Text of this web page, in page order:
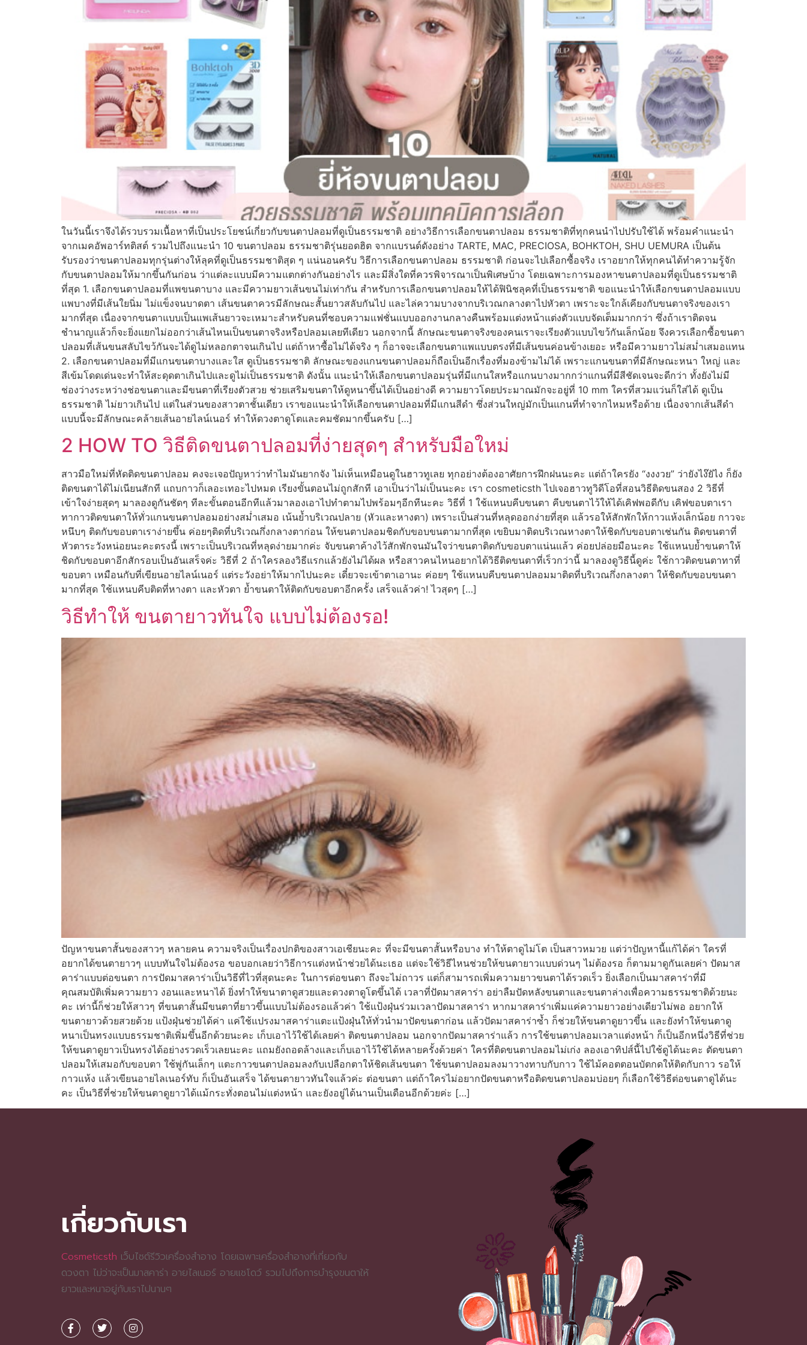
ในวันนี้เราจึงได้รวบรวมเนื้อหาที่เป็นประโยชน์เกี่ยวกับขนตาปลอมที่ดูเป็นธรรมชาติ อย่างวิธีการเลือกขนตาปลอม ธรรมชาติที่ทุกคนนำไปปรับใช้ได้ พร้อมคำแนะนำ
จากเมคอัพอาร์ทติสต์ รวมไปถึงแนะนำ 10 ขนตาปลอม ธรรมชาติรุ่นยอดฮิต จากแบรนด์ดังอย่าง TARTE, MAC, PRECIOSA, BOHKTOH, SHU UEMURA เป็นต้น
รับรองว่าขนตาปลอมทุกรุ่นต่างให้ลุคที่ดูเป็นธรรมชาติสุด ๆ แน่นอนครับ วิธีการเลือกขนตาปลอม ธรรมชาติ ก่อนจะไปเลือกซื้อจริง เราอยากให้ทุกคนได้ทำความรู้จัก
กับขนตาปลอมให้มากขึ้นกันก่อน ว่าแต่ละแบบมีความแตกต่างกันอย่างไร และมีสิ่งใดที่ควรพิจารณาเป็นพิเศษบ้าง โดยเฉพาะการมองหาขนตาปลอมที่ดูเป็นธรรมชาติ
ที่สุด 1. เลือกขนตาปลอมที่แพขนตาบาง และมีความยาวเส้นขนไม่เท่ากัน สำหรับการเลือกขนตาปลอมให้ได้ฟินิชลุคที่เป็นธรรมชาติ ขอแนะนำให้เลือกขนตาปลอมแบบ
แพบางที่มีเส้นใยนิ่ม ไม่แข็งจนบาดตา เส้นขนตาควรมีลักษณะสั้นยาวสลับกันไป และไล่ความบางจากบริเวณกลางตาไปหัวตา เพราะจะใกล้เคียงกับขนตาจริงของเรา
มากที่สุด เนื่องจากขนตาแบบเป็นแพเส้นยาวจะเหมาะสำหรับคนที่ชอบความแฟชั่นแบบออกงานกลางคืนพร้อมแต่งหน้าแต่งตัวแบบจัดเต็มมากกว่า ซึ่งถ้าเราติดจน
ชำนาญแล้วก็จะยิ่งแยกไม่ออกว่าเส้นไหนเป็นขนตาจริงหรือปลอมเลยทีเดียว นอกจากนี้ ลักษณะขนตาจริงของคนเราจะเรียงตัวแบบไขว้กันเล็กน้อย จึงควรเลือกซื้อขนตา
ปลอมที่เส้นขนสลับไขว้กันจะได้ดูไม่หลอกตาจนเกินไป แต่ถ้าหาซื้อไม่ได้จริง ๆ ก็อาจจะเลือกขนตาแพแบบตรงที่มีเส้นขนค่อนข้างเยอะ หรือมีความยาวไม่สม่ำเสมอแทน
2. เลือกขนตาปลอมที่มีแกนขนตาบางและใส ดูเป็นธรรมชาติ ลักษณะของแกนขนตาปลอมก็ถือเป็นอีกเรื่องที่มองข้ามไม่ได้ เพราะแกนขนตาที่มีลักษณะหนา ใหญ่ และ
สีเข้มโดดเด่นจะทำให้สะดุดตาเกินไปและดูไม่เป็นธรรมชาติ ดังนั้น แนะนำให้เลือกขนตาปลอมรุ่นที่มีแกนใสหรือแกนบางมากกว่าแกนที่มีสีชัดเจนจะดีกว่า ทั้งยังไม่มี
ช่องว่างระหว่างช่อขนตาและมีขนตาที่เรียงตัวสวย ช่วยเสริมขนตาให้ดูหนาขึ้นได้เป็นอย่างดี ความยาวโดยประมาณมักจะอยู่ที่ 10 mm ใครที่สวมแว่นก็ใส่ได้ ดูเป็น
ธรรมชาติ ไม่ยาวเกินไป แต่ในส่วนของสาวตาชั้นเดียว เราขอแนะนำให้เลือกขนตาปลอมที่มีแกนสีดำ ซึ่งส่วนใหญ่มักเป็นแกนที่ทำจากไหมหรือด้าย เนื่องจากเส้นสีดำ
แบบนี้จะมีลักษณะคล้ายเส้นอายไลน์เนอร์ ทำให้ดวงตาดูโตและคมชัดมากขึ้นครับ […]
2 HOW TO วิธีติดขนตาปลอมที่ง่ายสุดๆ สำหรับมือใหม่
สาวมือใหม่ที่หัดติดขนตาปลอม คงจะเจอปัญหาว่าทำไมมันยากจัง ไม่เห็นเหมือนดูในฮาวทูเลย ทุกอย่างต้องอาศัยการฝึกฝนนะคะ แต่ถ้าใครยัง “งงงวย” ว่ายังไง๊ยัไง ก็ยัง
ติดขนตาได้ไม่เนียนสักที แถบกาวก็เลอะเทอะไปหมด เรียงขั้นตอนไม่ถูกสักที เอาเป็นว่าไม่เป็นนะคะ เรา cosmeticsth ไปเจอฮาวทูวิดีโอที่สอนวิธีติดขนสอง 2 วิธีที่
เข้าใจง่ายสุดๆ มาลองดูกันชัดๆ ทีละขั้นตอนอีกทีแล้วมาลองเอาไปทำตามไปพร้อมๆอีกทีนะคะ วิธีที่ 1 ใช้แหนบคีบขนตา คีบขนตาไว้ให้ได้เคิฟพอดีกับ เคิฟขอบตาเรา
ทากาวติดขนตาให้ทั่วแกนขนตาปลอมอย่างสม่ำเสมอ เน้นย้ำบริเวณปลาย (หัวและหางตา) เพราะเป็นส่วนที่หลุดออกง่ายที่สุด แล้วรอให้สักพักให้กาวแห้งเล็กน้อย กาวจะ
หนึบๆ ติดกับขอบตาเราง่ายขึ้น ค่อยๆติดที่บริเวณกึ่งกลางตาก่อน ให้ขนตาปลอมชิดกับขอบขนตามากที่สุด เขยิบมาติดบริเวณหางตาให้ชิดกับขอบตาเช่นกัน ติดขนตาที่
หัวตาระวังหน่อยนะคะตรงนี้ เพราะเป็นบริเวณที่หลุดง่ายมากค่ะ จับขนตาค้างไว้สักพักจนมันใจว่าขนตาติดกับขอบตาแน่นแล้ว ค่อยปล่อยมือนะคะ ใช้แหนบย้ำขนตาให้
ชิดกับขอบตาอีกสักรอบเป็นอันเสร็จค่ะ วิธีที่ 2 ถ้าใครลองวิธีแรกแล้วยังไม่ได้ผล หรือสาวคนไหนอยากได้วิธีติดขนตาที่เร็วกว่านี้ มาลองดูวิธีนี้ดูค่ะ ใช้กาวติดขนตาทาที่
ขอบตา เหมือนกับที่เขียนอายไลน์เนอร์ แต่ระวังอย่าให้มากไปนะคะ เดี๋ยวจะเข้าตาเอานะ ค่อยๆ ใช้แหนบคีบขนตาปลอมมาติดที่บริเวณกึ่งกลางตา ให้ชิดกับขอบขนตา
มากที่สุด ใช้แหนบคีบติดที่หางตา และหัวตา ย้ำขนตาให้ติดกับขอบตาอีกครั้ง เสร็จแล้วค่า! ไวสุดๆ […]
วิธีทำให้ ขนตายาวทันใจ แบบไม่ต้องรอ!
ปัญหาขนตาสั้นของสาวๆ หลายคน ความจริงเป็นเรื่องปกติของสาวเอเชียนะคะ ที่จะมีขนตาสั้นหรือบาง ทำให้ตาดูไม่โต เป็นสาวหมวย แต่ว่าปัญหานี้แก้ได้ค่า ใครที่
อยากได้ขนตายาวๆ แบบทันใจไม่ต้องรอ ขอบอกเลยว่าวิธีการแต่งหน้าช่วยได้นะเธอ แต่จะใช้วิธีไหนช่วยให้ขนตายาวแบบด่วนๆ ไม่ต้องรอ ก็ตามมาดูกันเลยค่า ปัดมาส
คาร่าแบบต่อขนตา การปัดมาสคาร่าเป็นวิธีที่ไวที่สุดนะคะ ในการต่อขนตา ถึงจะไม่ถาวร แต่ก็สามารถเพิ่มความยาวขนตาได้รวดเร็ว ยิ่งเลือกเป็นมาสคาร่าที่มี
คุณสมบัติเพิ่มความยาว งอนและหนาได้ ยิ่งทำให้ขนาตาดูสวยและดวงตาดูโตขึ้นได้ เวลาที่ปัดมาสคาร่า อย่าลืมปัดหลังขนตาและขนตาล่างเพื่อความธรรมชาติด้วยนะ
คะ เท่านี้ก็ช่วยให้สาวๆ ที่ขนตาสั้นมีขนตาที่ยาวขึ้นแบบไม่ต้องรอแล้วค่า ใช้แป้งฝุ่นร่วมเวลาปัดมาสคาร่า หากมาสคาร่าเพิ่มแค่ความยาวอย่างเดียวไม่พอ อยากให้
ขนตายาวด้วยสวยด้วย แป้งฝุ่นช่วยได้ค่า แค่ใช้แปรงมาสคาร่าแตะแป้งฝุ่นให้ทั่วนำมาปัดขนตาก่อน แล้วปัดมาสคาร่าซ้ำ ก็ช่วยให้ขนตาดูยาวขึ้น และยังทำให้ขนตาดู
หนาเป็นทรงแบบธรรมชาติเพิ่มขึ้นอีกด้วยนะคะ เก็บเอาไว้ใช้ได้เลยค่า ติดขนตาปลอม นอกจากปัดมาสคาร่าแล้ว การใช้ขนตาปลอมเวลาแต่งหน้า ก็เป็นอีกหนึ่งวิธีที่ช่วย
ให้ขนตาดูยาวเป็นทรงได้อย่างรวดเร็วเลยนะคะ แถมยังถอดล้างและเก็บเอาไว้ใช้ได้หลายครั้งด้วยค่า ใครที่ติดขนตาปลอมไม่เก่ง ลองเอาทิปส์นี้ไปใช้ดูได้นะคะ ตัดขนตา
ปลอมให้เสมอกับขอบตา ใช้พู่กันเล็กๆ แตะกาวขนตาปลอมลงกับเปลือกตาให้ชิดเส้นขนตา ใช้ขนตาปลอมลงมาวางทาบกับกาว ใช้ไม้คอตตอนบัตกดให้ติดกับกาว รอให้
กาวแห้ง แล้วเขียนอายไลเนอร์ทับ ก็เป็นอันเสร็จ ได้ขนตายาวทันใจแล้วค่ะ ต่อขนตา แต่ถ้าใครไม่อยากปัดขนตาหรือติดขนตาปลอมบ่อยๆ ก็เลือกใช้วิธีต่อขนตาดูได้นะ
คะ เป็นวิธีที่ช่วยให้ขนตาดูยาวได้แม้กระทั่งตอนไม่แต่งหน้า และยังอยู่ได้นานเป็นเดือนอีกด้วยค่ะ […]
เกี่ยวกับเรา
Cosmeticsth เว็บไซต์รีวิวเครื่องสำอาง โดยเฉพาะเครื่องสำอางที่เกี่ยวกับ
ดวงตา ไม่ว่าจะเป็นมาสคาร่า อายไลเนอร์ อายแชโดว์ รวมไปถึงการบำรุงขนตาให้
ยาวและหนาอยู่กับเราไปนานๆ